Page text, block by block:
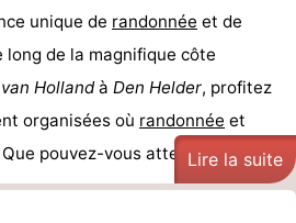
unique de randonnée et de
long de la magnifique côte
Hollandà Den Helder, profitez
organisées où randonnée et
pouvez-vous attendre ...Lire la suite